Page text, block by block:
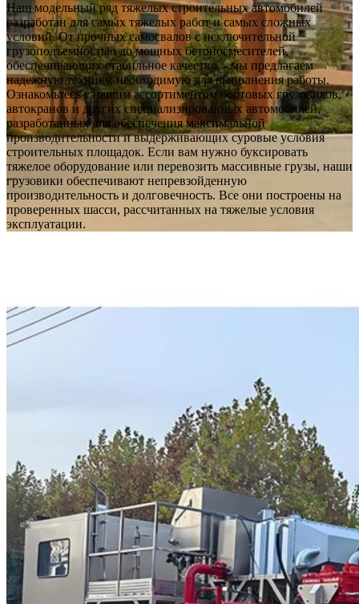
Наш модельный ряд тяжелых строительных автомобилей
разработан для самых тяжелых работ и самых сложных
условий. От прочных самосвалов с исключительной
грузоподъемностью до мощных бетоносмесителей,
обеспечивающих стабильное качество, - мы предлагаем
надежную технику, необходимую для выполнения работы.
Ознакомьтесь с нашим ассортиментом бортовых грузовиков,
автокранов и других специализированных автомобилей,
разработанных для обеспечения максимальной
производительности и выдерживающих суровые условия
строительных площадок. Если вам нужно буксировать
тяжелое оборудование или перевозить массивные грузы, наши
грузовики обеспечивают непревзойденную
производительность и долговечность. Все они построены на
проверенных шасси, рассчитанных на тяжелые условия
эксплуатации.